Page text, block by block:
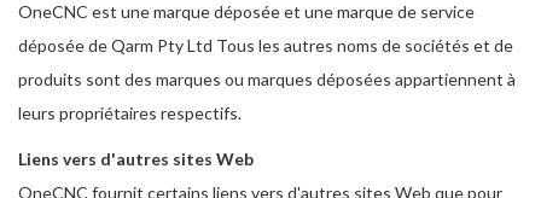
OneCNC est une marque déposée et une marque de service
déposée de Qarm Pty Ltd Tous les autres noms de sociétés et de
produits sont des marques ou marques déposées appartiennent à
leurs propriétaires respectifs.
Liens vers d'autres sites Web
OneCNC fournit certains liens vers d'autres sites Web que pour